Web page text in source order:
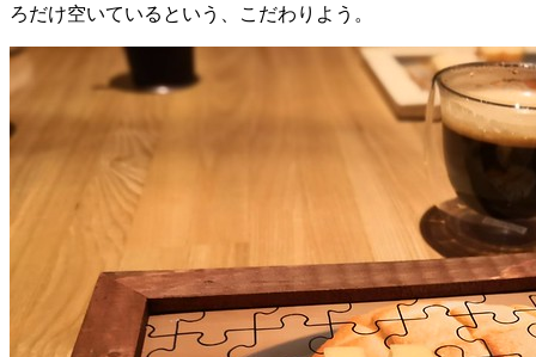
ろだけ空いているという、こだわりよう。